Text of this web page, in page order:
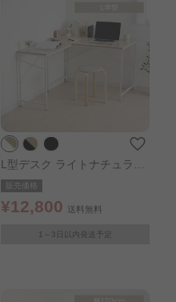
L型デスク ライトナチュラル
／ホワイト
販売価格
¥12,800 送料無料
1～3日以内発送予定